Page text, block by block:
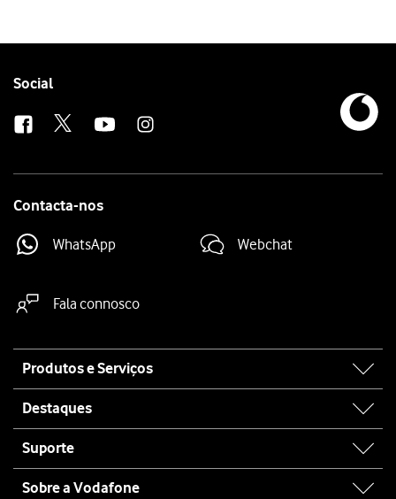
Follow
Social
Contacta-nos
WhatsApp Webchat
Fala connosco
map
Produtos e Serviços
Destaques
Suporte
Sobre a Vodafone